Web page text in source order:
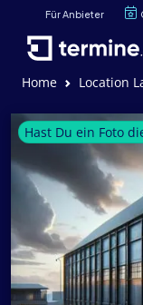
Für Anbieter
Home Location
Hast Du ein Foto